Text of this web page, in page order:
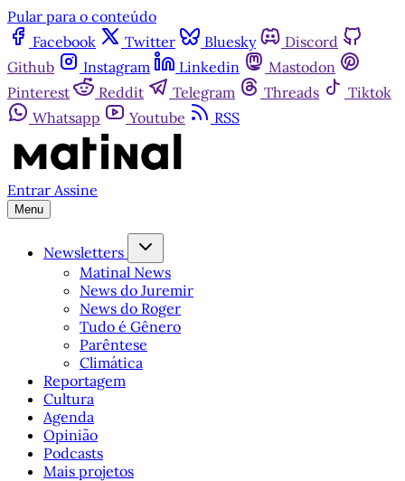
Pular para o conteúdo
Facebook
Twitter Bluesky
Discord
Github
Instagram Linkedin
Mastodon
Pinterest
Reddit Telegram Threads
Tiktok
Whatsapp
Youtube RSS
Entrar Assine
Menu
Newsletters
Matinal News
News do Juremir
News do Roger
Tudo é Gênero
Parêntese
Climática
Reportagem
Cultura
Agenda
Opinião
Podcasts
Mais projetos